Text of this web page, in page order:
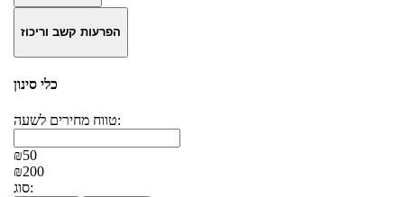
הפרעות קשב וריכוז
כלי סינון
טווח מחירים לשעה:
₪50
₪200
סוג: